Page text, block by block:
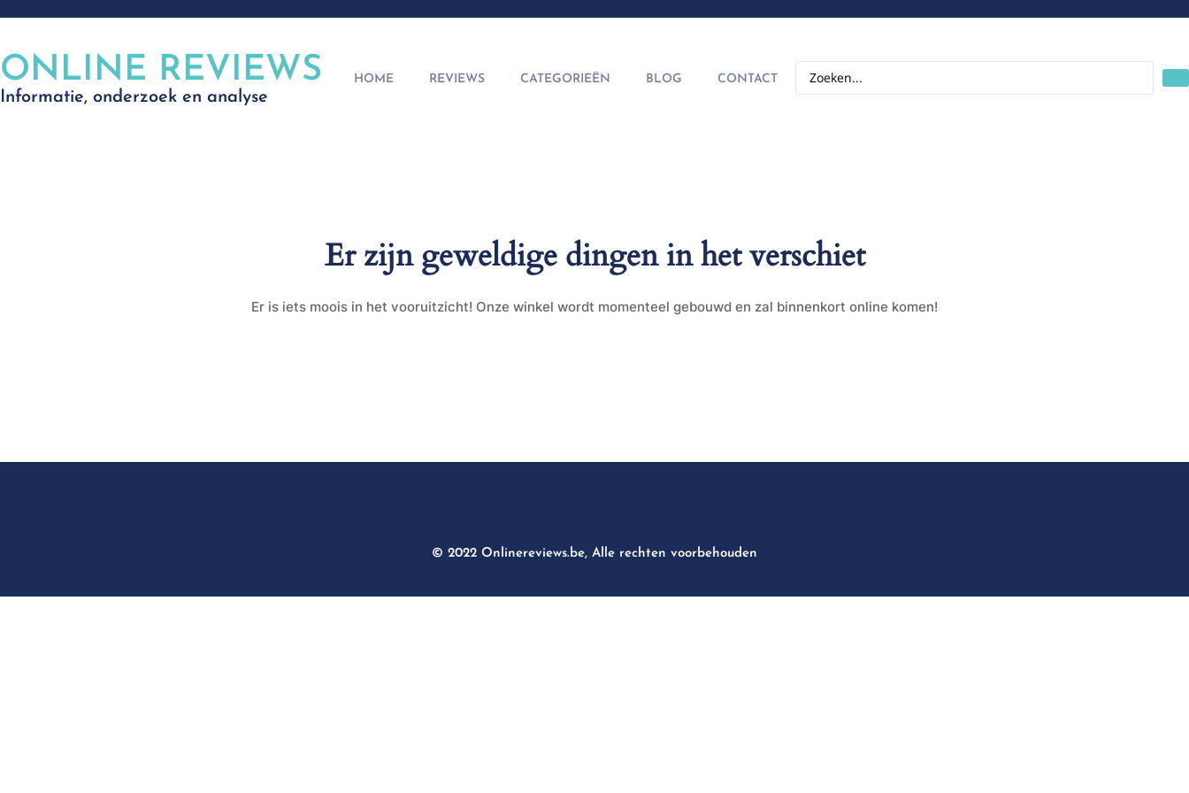
ONLINE REVIEWS
Informatie, onderzoek en analyse
HOME REVIEWS CATEGORIEËN BLOG CONTACT
Er zijn geweldige dingen in het verschiet
Er is iets moois in het vooruitzicht! Onze winkel wordt momenteel gebouwd en zal binnenkort online komen!
© 2022 Onlinereviews.be, Alle rechten voorbehouden